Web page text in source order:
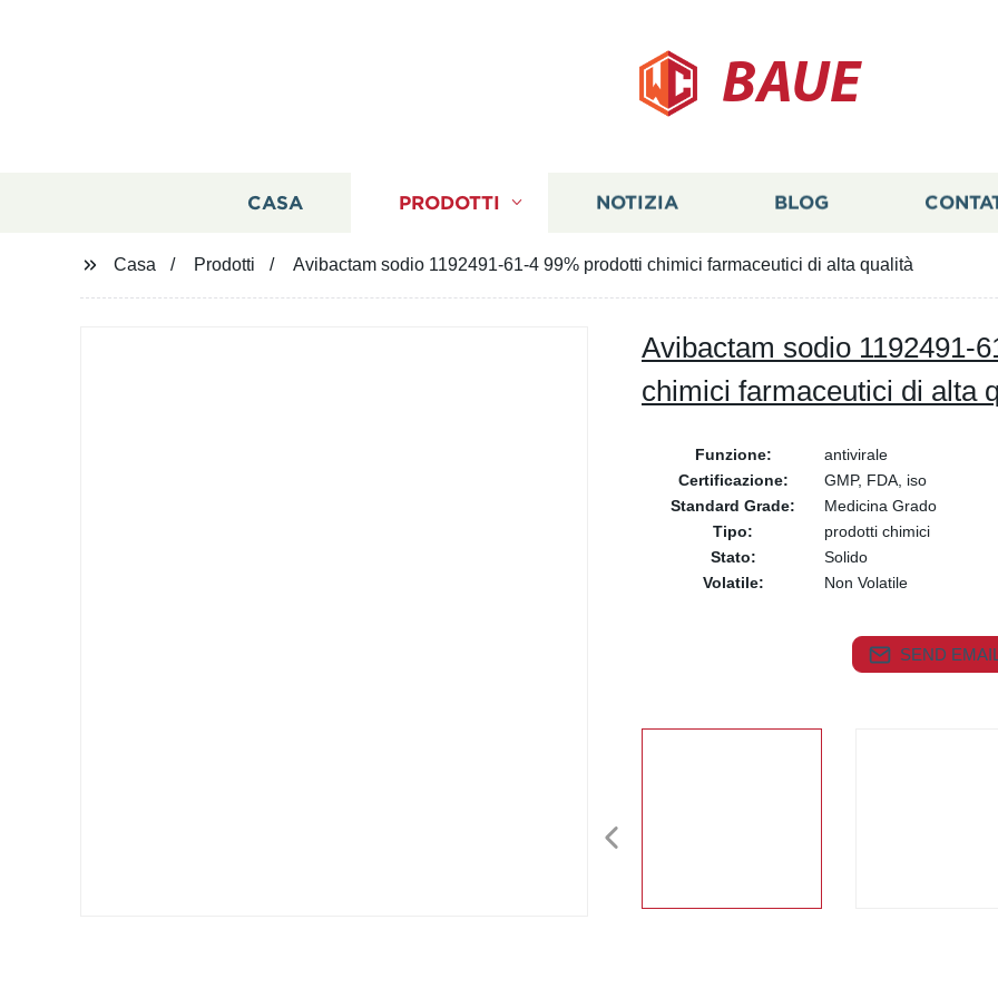
BAUE
CASA PRODOTTI NOTIZIA BLOG
Casa Prodotti Avibactam sodio 1192491-61-4 99% prodotti chimici farmaceutici di alta qualità
Avibactam sodio 1192491-
chimici farmaceutici di alta
Funzione:
antivirale
Certificazione:
GMP, FDA, iso
Standard Grade:
Medicina Grado
Tipo:
prodotti chimici
Stato:
Solido
Volatile:
Non Volatile
SEND